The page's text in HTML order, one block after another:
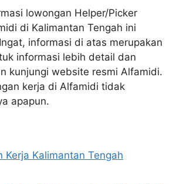
lowongan Helper/Picker
di Kalimantan Tengah ini
informasi di atas merupakan
informasi lebih detail dan
kunjungi website resmi Alfamidi.
kerja di Alfamidi tidak
apapun.
Kerja Kalimantan Tengah